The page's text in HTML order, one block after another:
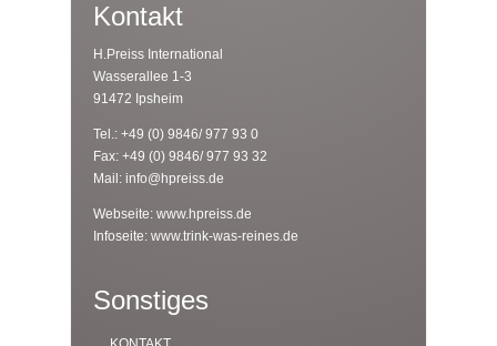
Kontakt
H.Preiss International
Wasserallee 1-3
91472 Ipsheim
Tel.: +49 (0) 9846/ 977 93 0
Fax: +49 (0) 9846/ 977 93 32
Mail: info@hpreiss.de
Webseite: www.hpreiss.de
Infoseite: www.trink-was-reines.de
Sonstiges